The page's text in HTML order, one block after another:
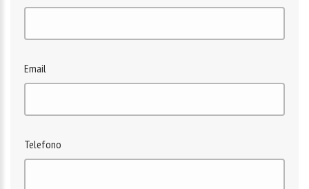
Email
Telefono